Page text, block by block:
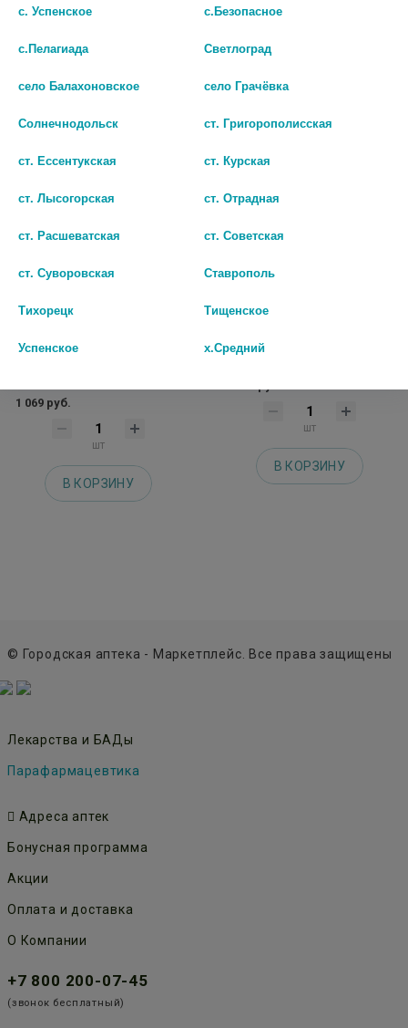
МЕДЕЛА ПАКЕТЫ Д/СБОРА И
СТЕР. №20 /АРТ.008.0071/
1 069 руб.
шт
В КОРЗИНУ
МЕДЕЛА НАКЛАДКА
№2 /АРТ.200.0240/ [MEDELA]
шт
В КОРЗИНУ
© Городская аптека - Маркетплейс. Все права защищены
Лекарства и БАДы
Парафармацевтика
Адреса аптек
Бонусная программа
Акции
Оплата и доставка
О Компании
+7 800 200-07-45
(звонок бесплатный)
с. Успенское с.Безопасное
с.Пелагиада Светлоград
село Балахоновское село Грачёвка
Солнечнодольск ст. Григорополисская
ст. Ессентукская ст. Курская
ст. Лысогорская ст. Отрадная
ст. Расшеватская ст. Советская
ст. Суворовская Ставрополь
Тихорецк Тищенское
Успенское х.Средний